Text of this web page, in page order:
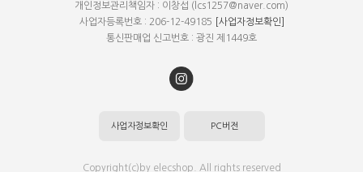
개인정보관리책임자 : 이창섭 (lcs1257@naver.com)
사업자등록번호 : 206-12-49185
[사업자정보확인]
통신판매업 신고번호 : 광진 제1449호
사업자정보확인 PC버전
Copyright(c)by elecshop. All rights reserved